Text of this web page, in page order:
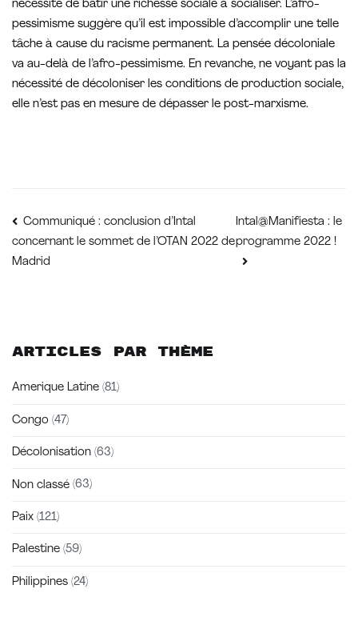
nécessité de bâtir une richesse sociale à socialiser. L’afro-
pessimisme suggère qu’il est impossible d’accomplir une telle
tâche à cause du racisme permanent. La pensée décoloniale
va au-delà de l’afro-pessimisme. En revanche, ne voyant pas la
nécessité de décoloniser les conditions de production sociale,
elle n’est pas en mesure de dépasser le post-marxisme.
Navigation
de
Communiqué : conclusion d’Intal
concernant le sommet de l’OTAN 2022 de
Madrid
Intal@Manifiesta : le
programme 2022 !
Articles par thème
Amerique Latine (81)
Congo (47)
Décolonisation (63)
Non classé (63)
Paix (121)
Palestine (59)
Philippines (24)